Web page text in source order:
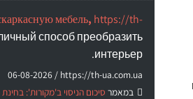
мебель, https://th-
способ преобразить
интерьер.
https://th-ua.com.ua /
06-08-2026
במאמר